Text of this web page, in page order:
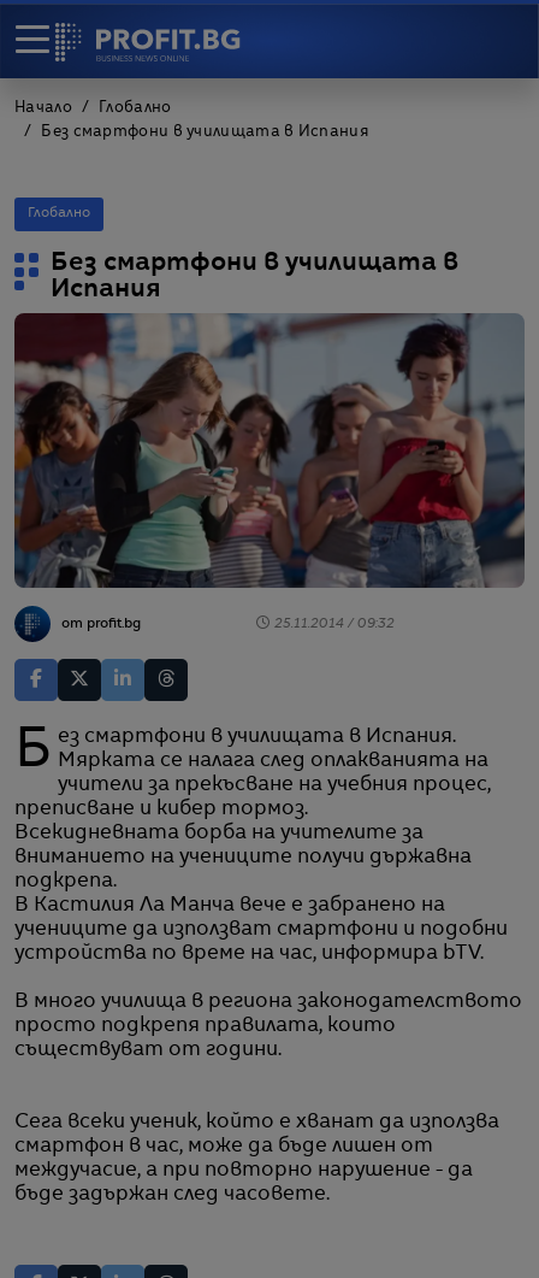
Начало
Глобално
Без смартфони в училищата в Испания
Глобално
Без смартфони в училищата в
Испания
от profit.bg 25.11.2014 / 09:32
Без смартфони в училищата в Испания.
Мярката се налага след оплакванията на
учители за прекъсване на учебния процес,
преписване и кибер тормоз.
Всекидневната борба на учителите за
вниманието на учениците получи държавна
подкрепа.
В Кастилия Ла Манча вече е забранено на
учениците да използват смартфони и подобни
устройства по време на час, информира bTV.
В много училища в региона законодателството
просто подкрепя правилата, които
съществуват от години.
Сега всеки ученик, който е хванат да използва
смартфон в час, може да бъде лишен от
междучасие, а при повторно нарушение - да
бъде задържан след часовете.